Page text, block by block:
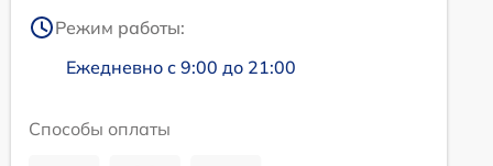
Режим работы:
Ежедневно с 9:00 до 21:00
Способы оплаты